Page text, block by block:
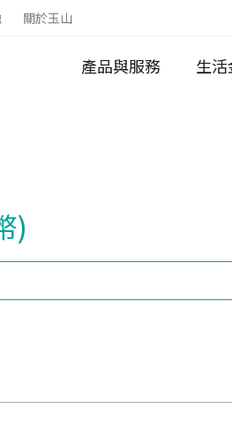
關於玉山
產品與服務 生
)